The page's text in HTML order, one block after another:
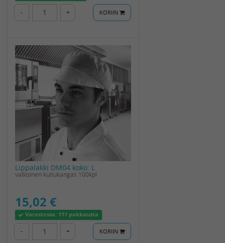
- + KORIIN
Lippalakki DM04 koko: L
valkoinen kuitukangas 100kpl
15,02 €
Varastossa: 117 pakkausta
- + KORIIN